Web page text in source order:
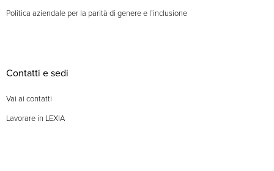
Politica aziendale per la parità di genere e l’inclusione
Contatti e sedi
Vai ai contatti
Lavorare in LEXIA